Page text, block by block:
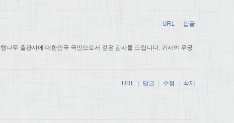
나무 출판사에 대한민국 국민으로서 깊은 감사를 드립니다. 귀사의 무궁
URL 답글
URL 답글 수정 삭제